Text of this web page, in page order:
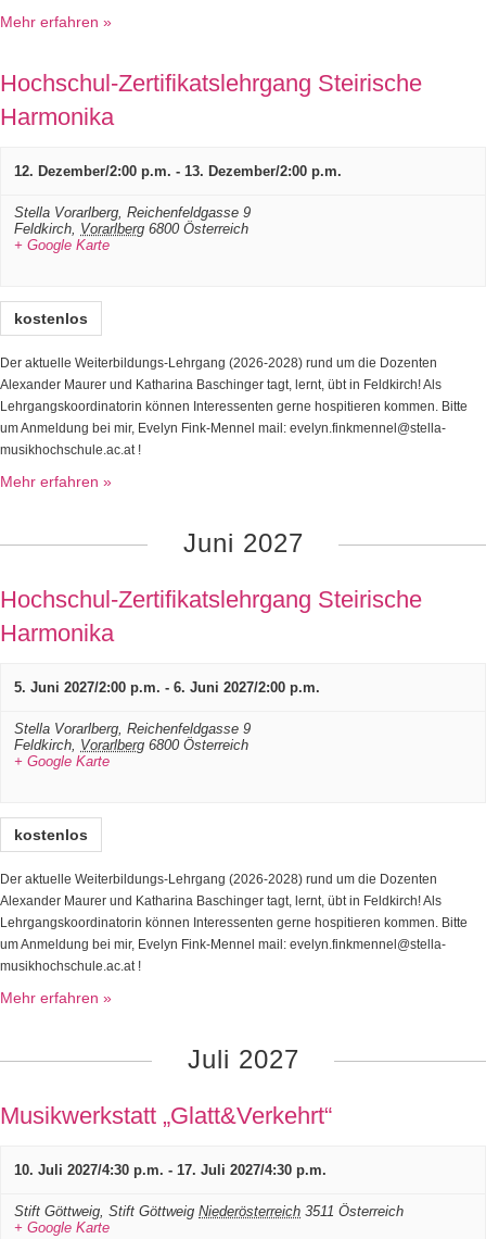
Mehr erfahren »
Hochschul-Zertifikatslehrgang Steirische
Harmonika
12. Dezember/2:00 p.m. - 13. Dezember/2:00 p.m.
Stella Vorarlberg, Reichenfeldgasse 9
Feldkirch, Vorarlberg 6800 Österreich
+ Google Karte
kostenlos
Der aktuelle Weiterbildungs-Lehrgang (2026-2028) rund um die Dozenten
Alexander Maurer und Katharina Baschinger tagt, lernt, übt in Feldkirch! Als
Lehrgangskoordinatorin können Interessenten gerne hospitieren kommen. Bitte
um Anmeldung bei mir, Evelyn Fink-Mennel mail: evelyn.finkmennel@stella-
musikhochschule.ac.at !
Mehr erfahren »
Juni 2027
Hochschul-Zertifikatslehrgang Steirische
Harmonika
5. Juni 2027/2:00 p.m. - 6. Juni 2027/2:00 p.m.
Stella Vorarlberg, Reichenfeldgasse 9
Feldkirch, Vorarlberg 6800 Österreich
+ Google Karte
kostenlos
Der aktuelle Weiterbildungs-Lehrgang (2026-2028) rund um die Dozenten
Alexander Maurer und Katharina Baschinger tagt, lernt, übt in Feldkirch! Als
Lehrgangskoordinatorin können Interessenten gerne hospitieren kommen. Bitte
um Anmeldung bei mir, Evelyn Fink-Mennel mail: evelyn.finkmennel@stella-
musikhochschule.ac.at !
Mehr erfahren »
Juli 2027
Musikwerkstatt „Glatt&Verkehrt“
10. Juli 2027/4:30 p.m. - 17. Juli 2027/4:30 p.m.
Stift Göttweig, Stift Göttweig Niederösterreich 3511 Österreich
+ Google Karte